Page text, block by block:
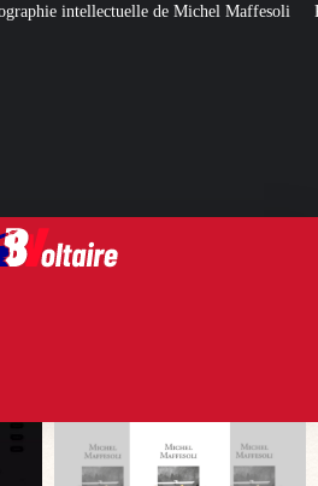
Pour regagner son influence en Afrique,